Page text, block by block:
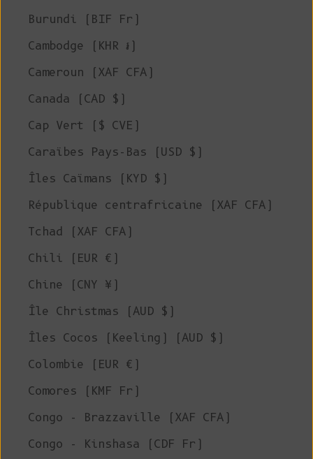
Burundi (BIF Fr)
Cambodge (KHR ៛)
Cameroun (XAF CFA)
Canada (CAD $)
Cap Vert ($ CVE)
Caraïbes Pays-Bas (USD $)
Îles Caïmans (KYD $)
République centrafricaine (XAF CFA)
Tchad (XAF CFA)
Chili (EUR €)
Chine (CNY ¥)
Île Christmas (AUD $)
Îles Cocos (Keeling) (AUD $)
Colombie (EUR €)
Comores (KMF Fr)
Congo - Brazzaville (XAF CFA)
Congo - Kinshasa (CDF Fr)